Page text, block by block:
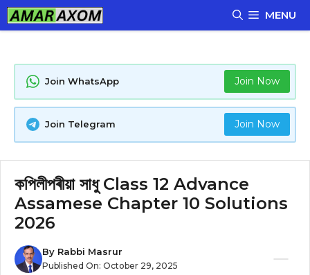
Skip
to
MENU
Join WhatsApp Join Now
Join Telegram Join Now
কপিলীপৰীয়া সাধু Class 12 Advance
Assamese Chapter 10 Solutions
2026
By Rabbi Masrur
Published On: October 29, 2025